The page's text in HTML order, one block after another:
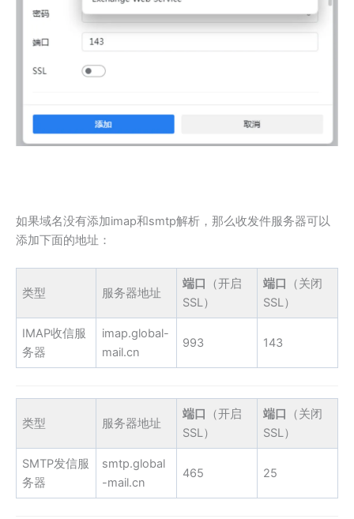
如果域名没有添加imap和smtp解析，那么收发件服务器可以
添加下面的地址：
类型 服务器地址
端口
（开启
SSL）
端口
（关闭
SSL）
IMAP收信服
务器
imap.global-
mail.cn
993 143
类型 服务器地址
端口
（开启
SSL）
端口
（关闭
SSL）
SMTP发信服
务器
smtp.global
-mail.cn
465 25